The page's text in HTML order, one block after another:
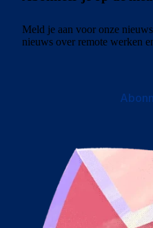
Meld je aan voor onze
nieuws over remote werken